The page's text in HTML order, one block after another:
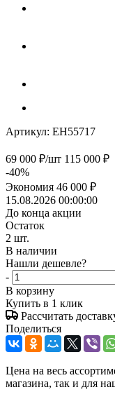
Артикул: EH55717
69 000 ₽/шт 115 000 ₽
-40%
Экономия 46 000 ₽
15.08.2026 00:00:00
До конца акции
Остаток
2 шт.
В наличии
Нашли дешевле?
-
В корзину
Купить в 1 клик
Рассчитать
Поделиться
Цена на весь
магазина, так и для